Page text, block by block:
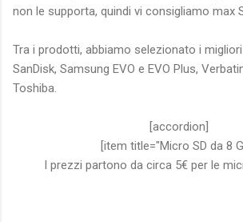
non le supporta, quindi vi consigliamo max
Tra i prodotti, abbiamo selezionato i
SanDisk, Samsung EVO e EVO Plus,
Toshiba.
[accordion]
[item title="Micro SD da 8
I prezzi partono da circa 5€ per le